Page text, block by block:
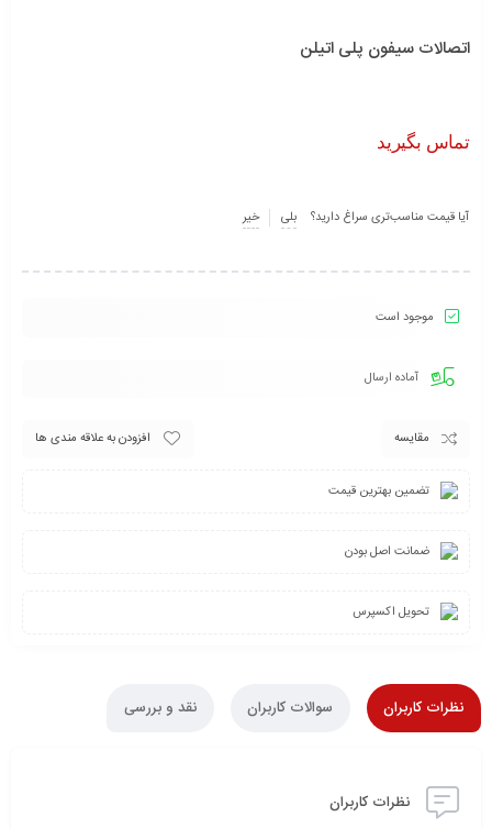
اتصالات سیفون پلی اتیلن
تماس بگیرید
آیا قیمت مناسب‌تری سراغ دارید؟ بلی خیر
موجود است
آماده ارسال
مقایسه افزودن به علاقه مندی ها
تضمین بهترین قیمت
ضمانت اصل بودن
تحویل اکسپرس
نظرات کاربران سوالات کاربران نقد و بررسی
نظرات کاربران